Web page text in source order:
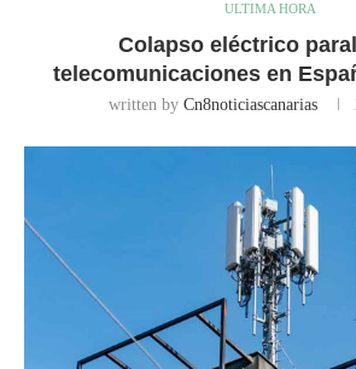
ULTIMA HORA
Colapso eléctrico
telecomunicaciones en
written by Cn8noticiascanarias